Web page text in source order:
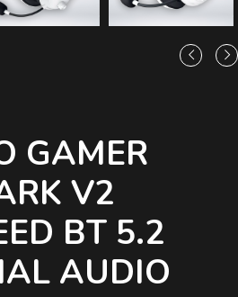
GAMER
V2
BT 5.2
AUDIO